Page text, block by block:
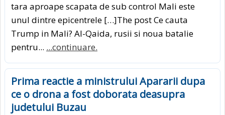
tara aproape scapata de sub control Mali este
unul dintre epicentrele […]The post Ce cauta
Trump in Mali? Al-Qaida, rusii si noua batalie
pentru... ...continuare.
Prima reactie a ministrului Apararii dupa
ce o drona a fost doborata deasupra
judetului Buzau